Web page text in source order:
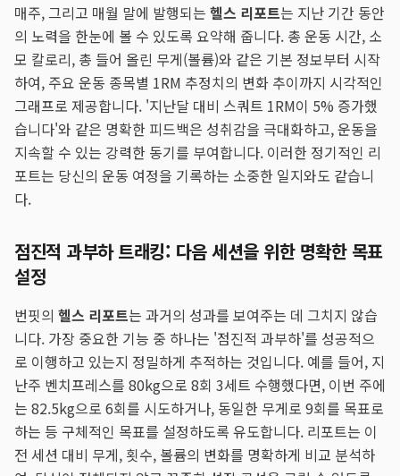
매주, 그리고 매월 말에 발행되는 헬스 리포트는 지난 기간 동안
의 노력을 한눈에 볼 수 있도록 요약해 줍니다. 총 운동 시간, 소
모 칼로리, 총 들어 올린 무게(볼륨)와 같은 기본 정보부터 시작
하여, 주요 운동 종목별 1RM 추정치의 변화 추이까지 시각적인
그래프로 제공합니다. '지난달 대비 스쿼트 1RM이 5% 증가했
습니다'와 같은 명확한 피드백은 성취감을 극대화하고, 운동을
지속할 수 있는 강력한 동기를 부여합니다. 이러한 정기적인 리
포트는 당신의 운동 여정을 기록하는 소중한 일지와도 같습니
다.
점진적 과부하 트래킹: 다음 세션을 위한 명확한 목표
설정
번핏의 헬스 리포트는 과거의 성과를 보여주는 데 그치지 않습
니다. 가장 중요한 기능 중 하나는 '점진적 과부하'를 성공적으
로 이행하고 있는지 정밀하게 추적하는 것입니다. 예를 들어, 지
난주 벤치프레스를 80kg으로 8회 3세트 수행했다면, 이번 주에
는 82.5kg으로 6회를 시도하거나, 동일한 무게로 9회를 목표로
하는 등 구체적인 목표를 설정하도록 유도합니다. 리포트는 이
전 세션 대비 무게, 횟수, 볼륨의 변화를 명확하게 비교 분석하